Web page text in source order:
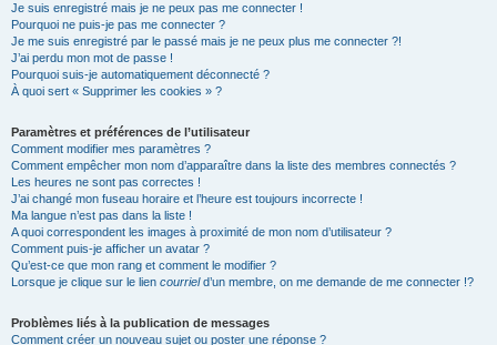
Je suis enregistré mais je ne peux pas me connecter !
Pourquoi ne puis-je pas me connecter ?
Je me suis enregistré par le passé mais je ne peux plus me connecter ?!
J’ai perdu mon mot de passe !
Pourquoi suis-je automatiquement déconnecté ?
À quoi sert « Supprimer les cookies » ?
Paramètres et préférences de l’utilisateur
Comment modifier mes paramètres ?
Comment empêcher mon nom d’apparaître dans la liste des membres connectés ?
Les heures ne sont pas correctes !
J’ai changé mon fuseau horaire et l’heure est toujours incorrecte !
Ma langue n’est pas dans la liste !
A quoi correspondent les images à proximité de mon nom d’utilisateur ?
Comment puis-je afficher un avatar ?
Qu’est-ce que mon rang et comment le modifier ?
Lorsque je clique sur le lien courrield’un membre, on me demande de me connecter !?
Problèmes liés à la publication de messages
Comment créer un nouveau sujet ou poster une réponse ?